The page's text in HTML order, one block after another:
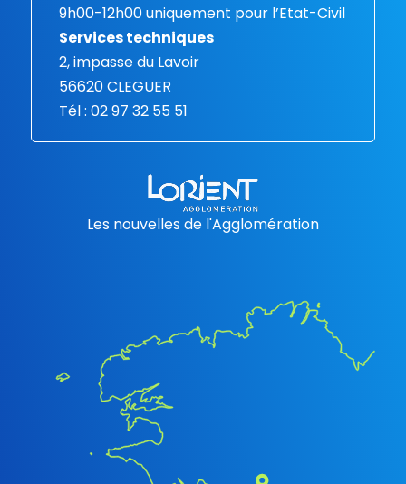
9h00-12h00 uniquement pour l’Etat-Civil
Services techniques
2, impasse du Lavoir
56620 CLEGUER
Tél : 02 97 32 55 51
Les nouvelles de l'Agglomération